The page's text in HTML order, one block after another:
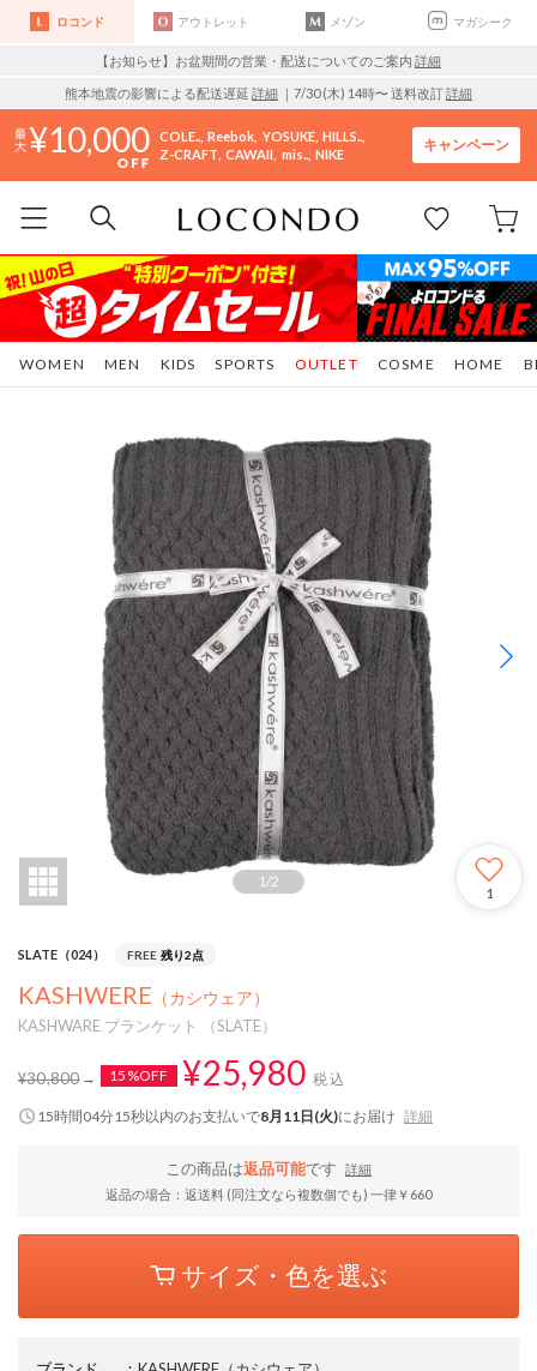
ロコンド アウトレット メゾン マガシーク
【お知らせ】お盆期間の営業・配送についてのご案内 詳細
熊本地震の影響による配送遅延 詳細 ｜7/30 (木) 14時〜 送料改訂詳細
10,000 COLE.. Reebok YOSUKE HILLS..
Z-CRAFT CAWAII mis.. NIKE
キャンペーン
WOMEN MEN KIDS SPORTS COSME HOME
OUTLET
1 /2
1
SLATE（024） FREE 残り2点
KASHWERE （カシウェア）
KASHWARE ブランケット （SLATE）
¥30,800 15%OFF ¥25,980 税込
15時間04分15秒以内のお支払いで8月11日(火)にお届け 詳細
この商品は返品可能です
詳細
返品の場合：返送料 (同注文なら複数個でも) 一律￥660
サイズ・色を選ぶ